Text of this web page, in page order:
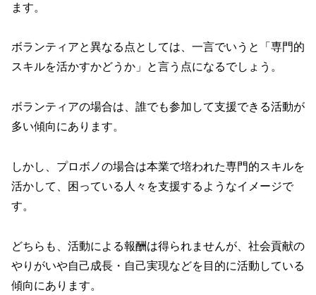
ます。
ボランティアと異なる点としては、一言でいうと「専門的
スキルを活かすかどうか」と言う点になるでしょう。
ボランティアの場合は、誰でも参加して支援できる活動が
多い傾向にあります。
しかし、プロボノの場合は本業で培われた専門的スキルを
活かして、困っている人々を支援するようなイメージで
す。
どちらも、活動による報酬は得られませんが、社会貢献の
やりがいや自己成長・自己実現などを目的に活動している
傾向にあります。